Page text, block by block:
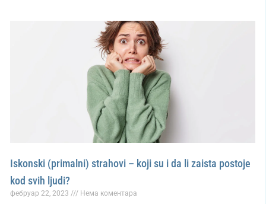
Iskonski (primalni) strahovi – koji su i da li zaista postoje
kod svih ljudi?
фебруар 22, 2023 Нема коментара